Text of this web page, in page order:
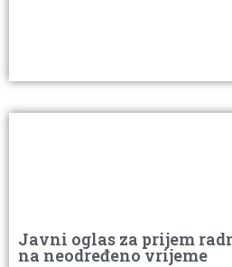
Javni oglas za prijem
na neodređeno vrijeme